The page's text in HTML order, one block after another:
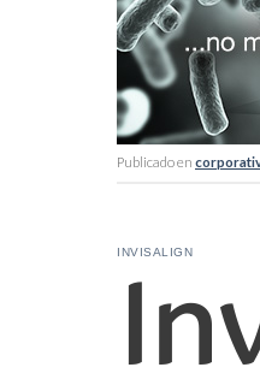
Publicado en
INVISALIGN